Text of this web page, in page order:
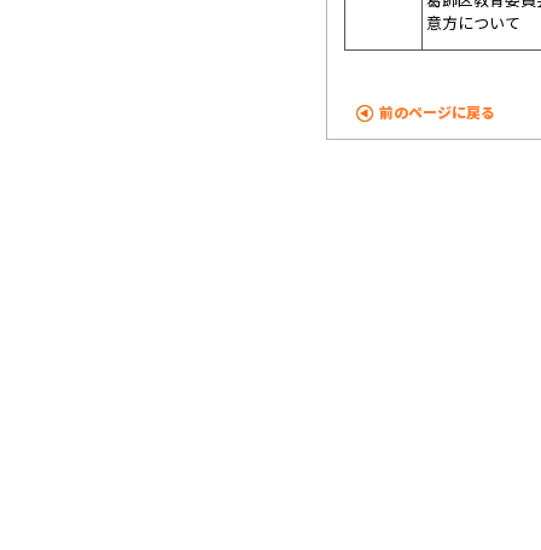
意方について
前のページに戻る